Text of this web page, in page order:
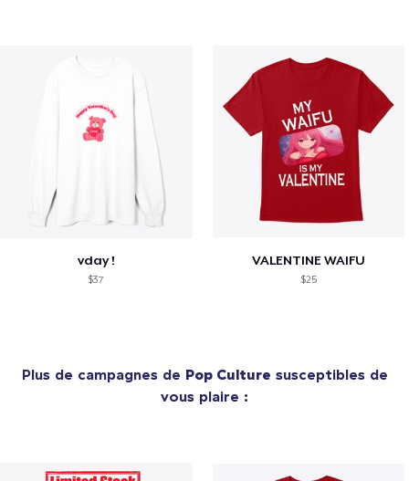
vday !
$37
VALENTINE WAIFU
$25
Plus de campagnes de Pop Culture susceptibles de
vous plaire :